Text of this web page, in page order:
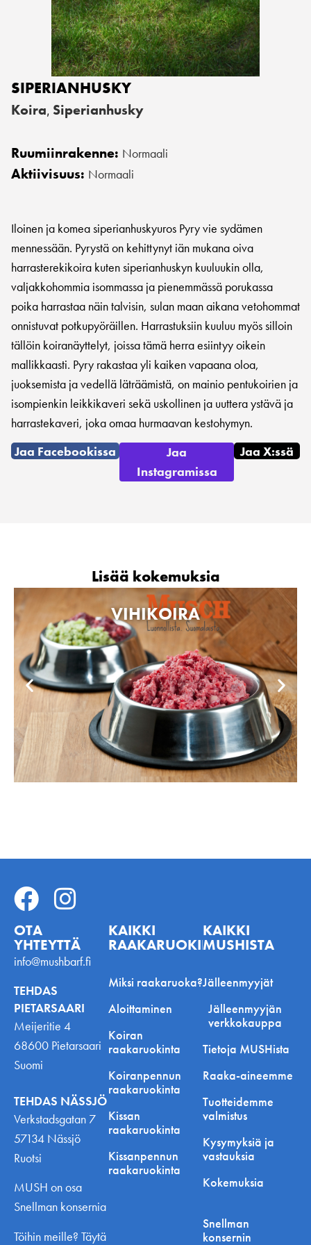
SIPERIANHUSKY
Koira, Siperianhusky
Ruumiinrakenne: Normaali
Aktiivisuus: Normaali
Iloinen ja komea siperianhuskyuros Pyry vie sydämen
mennessään. Pyrystä on kehittynyt iän mukana oiva
harrasterekikoira kuten siperianhuskyn kuuluukin olla,
valjakkohommia isommassa ja pienemmässä porukassa
poika harrastaa näin talvisin, sulan maan aikana vetohommat
onnistuvat potkupyöräillen. Harrastuksiin kuuluu myös silloin
tällöin koiranäyttelyt, joissa tämä herra esiintyy oikein
mallikkaasti. Pyry rakastaa yli kaiken vapaana oloa,
juoksemista ja vedellä läträämistä, on mainio pentukoirien ja
isompienkin leikkikaveri sekä uskollinen ja uuttera ystävä ja
harrastekaveri, joka omaa hurmaavan kestohymyn.
Jaa Facebookissa
Jaa
Instagramissa
Jaa X:ssä
Lisää kokemuksia
VIHIKOIRA
OTA
YHTEYTTÄ
info@mushbarf.fi
TEHDAS
PIETARSAARI
Meijeritie 4
68600 Pietarsaari
Suomi
TEHDAS NÄSSJÖ
Verkstadsgatan 7
57134 Nässjö
Ruotsi
MUSH on osa
Snellman konsernia
Töihin meille? Täytä
KAIKKI
RAAKARUOKINNASTA
Miksi raakaruoka?
Aloittaminen
Koiran
raakaruokinta
Koiranpennun
raakaruokinta
Kissan
raakaruokinta
Kissanpennun
raakaruokinta
KAIKKI
MUSHISTA
Jälleenmyyjät
Jälleenmyyjän
verkkokauppa
Tietoja MUSHista
Raaka-aineemme
Tuotteidemme
valmistus
Kysymyksiä ja
vastauksia
Kokemuksia
Snellman
konsernin